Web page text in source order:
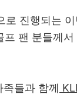
진행되는
팬 분들께
들과 함께